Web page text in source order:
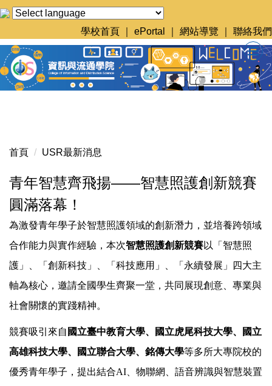
跳
主
要
內
容
學校首頁 ePortal 網站導覽 聯絡我們
首頁 USR最新消息
青年智慧齊飛揚——智慧照護創新競賽
圓滿落幕！
為激發青年學子於智慧照護領域的創新潛力，並培養跨領域
合作能力與實作經驗，本次智慧照護創新競賽以「智慧照
護」、「創新科技」、「科技應用」、「永續發展」四大主
軸為核心，邀請全國學生齊聚一堂，共同展現創意、專業與
社會關懷的實踐精神。
競賽吸引來自 國立臺中教育大學、國立虎尾科技大學、國立
高雄科技大學、國立聯合大學、銘傳大學等多所大專院校的
優秀青年學子，提出結合AI、物聯網、語音辨識與智慧裝置